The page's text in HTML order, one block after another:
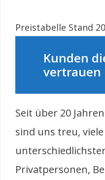
Preistabelle Stand
Kunden
vertrauen
Seit über 20
sind uns treu,
Privatpersonen,